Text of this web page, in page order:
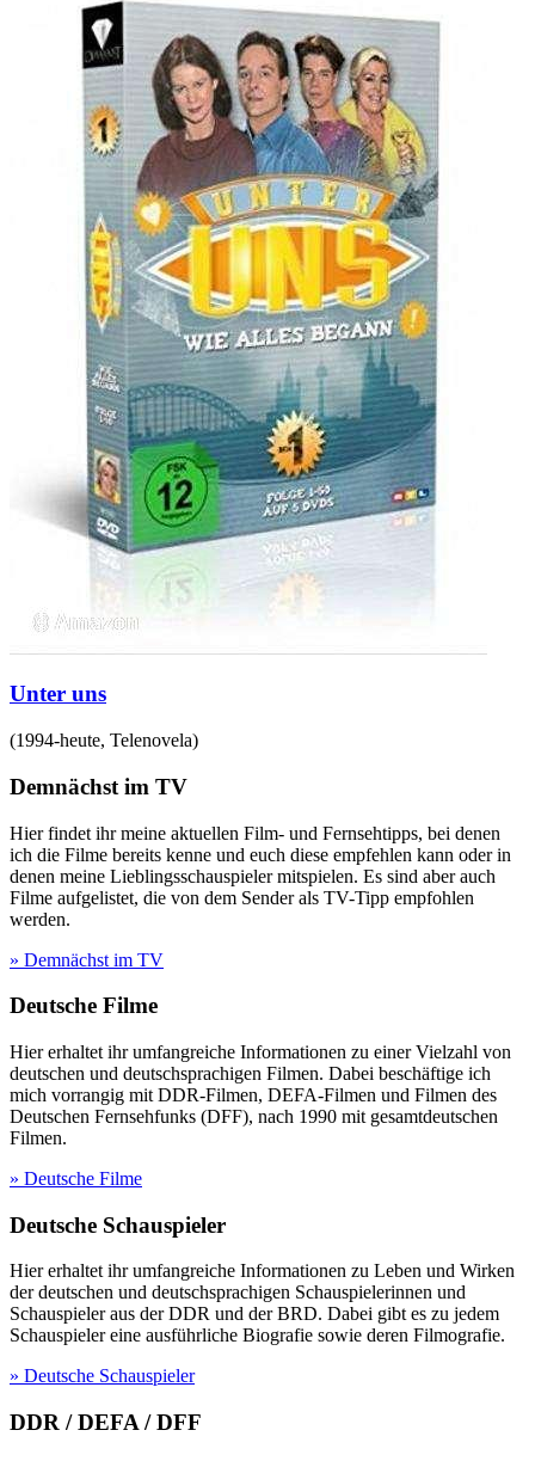
Unter uns
(1994-heute, Telenovela)
Demnächst im TV
Hier findet ihr meine aktuellen Film- und Fernsehtipps, bei denen
ich die Filme bereits kenne und euch diese empfehlen kann oder in
denen meine Lieblingsschauspieler mitspielen. Es sind aber auch
Filme aufgelistet, die von dem Sender als TV-Tipp empfohlen
werden.
» Demnächst im TV
Deutsche Filme
Hier erhaltet ihr umfangreiche Informationen zu einer Vielzahl von
deutschen und deutschsprachigen Filmen. Dabei beschäftige ich
mich vorrangig mit DDR-Filmen, DEFA-Filmen und Filmen des
Deutschen Fernsehfunks (DFF), nach 1990 mit gesamtdeutschen
Filmen.
» Deutsche Filme
Deutsche Schauspieler
Hier erhaltet ihr umfangreiche Informationen zu Leben und Wirken
der deutschen und deutschsprachigen Schauspielerinnen und
Schauspieler aus der DDR und der BRD. Dabei gibt es zu jedem
Schauspieler eine ausführliche Biografie sowie deren Filmografie.
» Deutsche Schauspieler
DDR / DEFA / DFF